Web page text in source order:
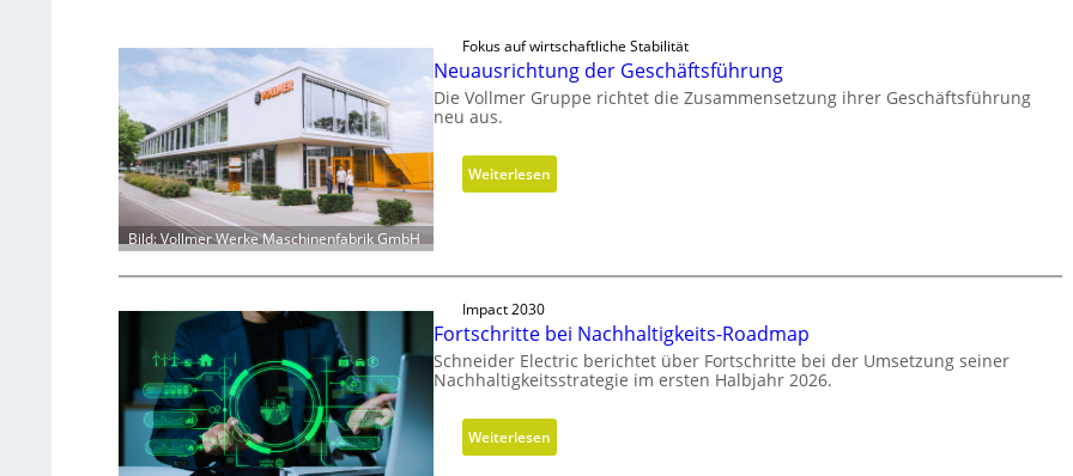
Bild: Vollmer Werke Maschinenfabrik GmbH
Fokus auf wirtschaftliche Stabilität
Neuausrichtung der Geschäftsführung
Die Vollmer Gruppe richtet die Zusammensetzung ihrer Geschäftsführung
neu aus.
Weiterlesen:
N
a
i
h
t
Impact 2030
Fortschritte bei Nachhaltigkeits-Roadmap
Schneider Electric berichtet über Fortschritte bei der Umsetzung seiner
Nachhaltigkeitsstrategie im ersten Halbjahr 2026.
Weiterlesen:
F